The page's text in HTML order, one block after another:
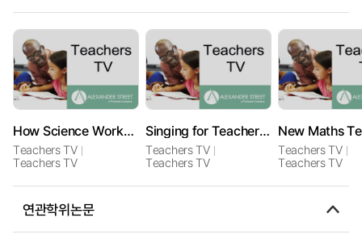
How Science Works: Chasing the Wind
Teachers TV
Teachers TV
Singing for Teachers: Strategies in the Classroom
Teachers TV
Teachers TV
Teachers TV
Teachers TV
연관학위논문